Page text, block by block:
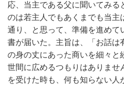
応、当主である父に聞いてみる
のは若主人でもあくまでも当主
通り、と思って、準備を進めて
書が届いた。主旨は、「お話は
の身の丈にあった商いを細々と
世間に広めるつもりはありませ
を受けた時も、何も知らない人